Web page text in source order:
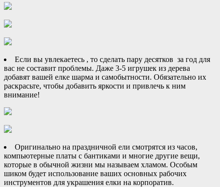
Если вы увлекаетесь , то сделать пару десятков за год для
вас не составит проблемы. Даже 3-5 игрушек из дерева
добавят вашей елке шарма и самобытности. Обязательно их
раскрасьте, чтобы добавить яркости и привлечь к ним
внимание!
Оригинально на праздничной ели смотрятся из часов,
компьютерные платы с бантиками и многие другие вещи,
которые в обычной жизни мы называем хламом. Особым
шиком будет использование ваших основных рабочих
инструментов для украшения елки на корпоратив.